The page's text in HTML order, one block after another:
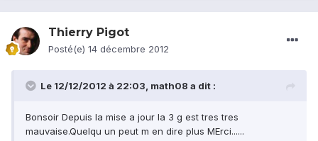
Thierry Pigot
Posté(e) 14 décembre 2012
Le 12/12/2012 à 22:03, math08 a dit :
Bonsoir Depuis la mise a jour la 3 g est tres tres
mauvaise.Quelqu un peut m en dire plus MErci......